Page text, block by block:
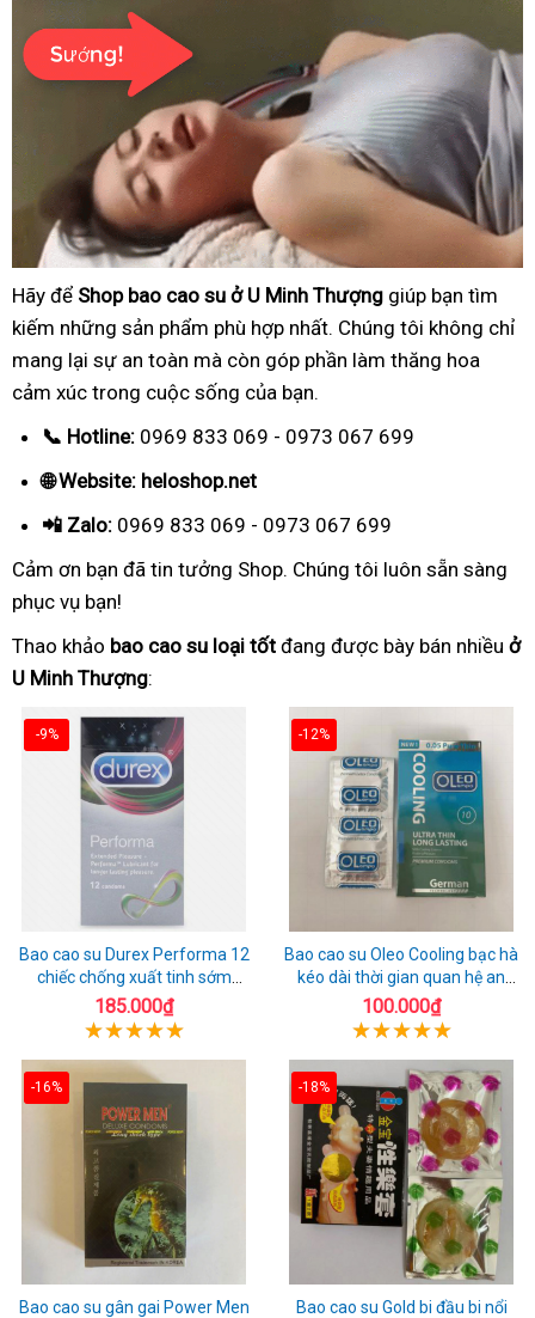
Hãy để Shop bao cao su ở U Minh Thượng giúp bạn tìm
kiếm những sản phẩm phù hợp nhất. Chúng tôi không chỉ
mang lại sự an toàn mà còn góp phần làm thăng hoa
cảm xúc trong cuộc sống của bạn.
📞 Hotline: 0969 833 069 - 0973 067 699
🌐 Website: heloshop.net
📲 Zalo: 0969 833 069 - 0973 067 699
Cảm ơn bạn đã tin tưởng Shop. Chúng tôi luôn sẵn sàng
phục vụ bạn!
Thao khảo bao cao su loại tốt đang được bày bán nhiều ở
U Minh Thượng:
-9%
Bao cao su Durex Performa 12
chiếc chống xuất tinh sớm
chuẩn Thái Lan
185.000₫
-12%
Bao cao su Oleo Cooling bạc hà
kéo dài thời gian quan hệ an
toàn
100.000₫
-16%
Bao cao su gân gai Power Men
-18%
Bao cao su Gold bi đầu bi nổi